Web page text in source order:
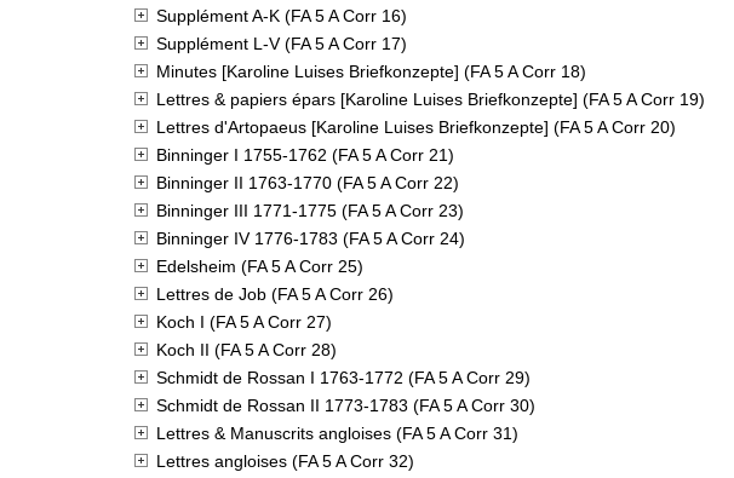
Supplément A-K (FA 5 A Corr 16)
Supplément L-V (FA 5 A Corr 17)
Minutes [Karoline Luises Briefkonzepte] (FA 5 A Corr 18)
Lettres & papiers épars [Karoline Luises Briefkonzepte] (FA 5 A Corr 19)
Lettres d'Artopaeus [Karoline Luises Briefkonzepte] (FA 5 A Corr 20)
Binninger I 1755-1762 (FA 5 A Corr 21)
Binninger II 1763-1770 (FA 5 A Corr 22)
Binninger III 1771-1775 (FA 5 A Corr 23)
Binninger IV 1776-1783 (FA 5 A Corr 24)
Edelsheim (FA 5 A Corr 25)
Lettres de Job (FA 5 A Corr 26)
Koch I (FA 5 A Corr 27)
Koch II (FA 5 A Corr 28)
Schmidt de Rossan I 1763-1772 (FA 5 A Corr 29)
Schmidt de Rossan II 1773-1783 (FA 5 A Corr 30)
Lettres & Manuscrits angloises (FA 5 A Corr 31)
Lettres angloises (FA 5 A Corr 32)